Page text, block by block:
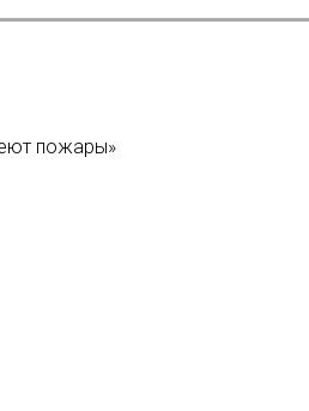
пожары»